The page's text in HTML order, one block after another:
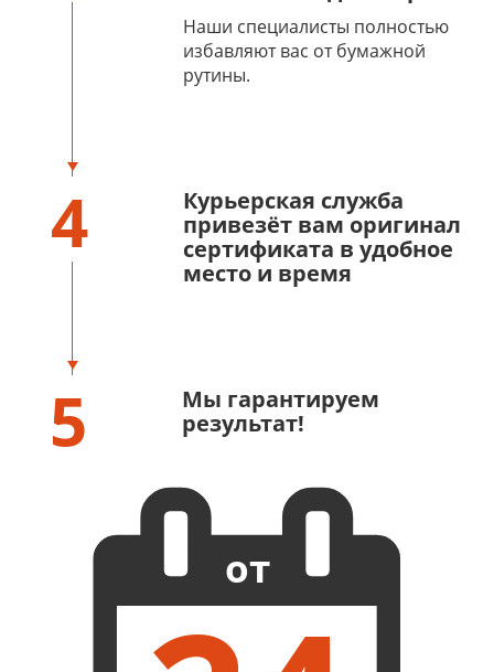
Наши специалисты полностью
избавляют вас от бумажной
рутины.
4
Курьерская служба
привезёт вам оригинал
сертификата в удобное
место и время
5
Мы гарантируем
результат!
от